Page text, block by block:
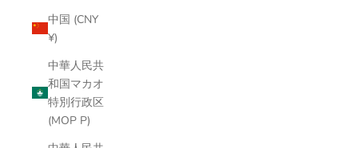
中国 (CNY
¥)
中華人民共
和国マカオ
特別行政区
(MOP P)